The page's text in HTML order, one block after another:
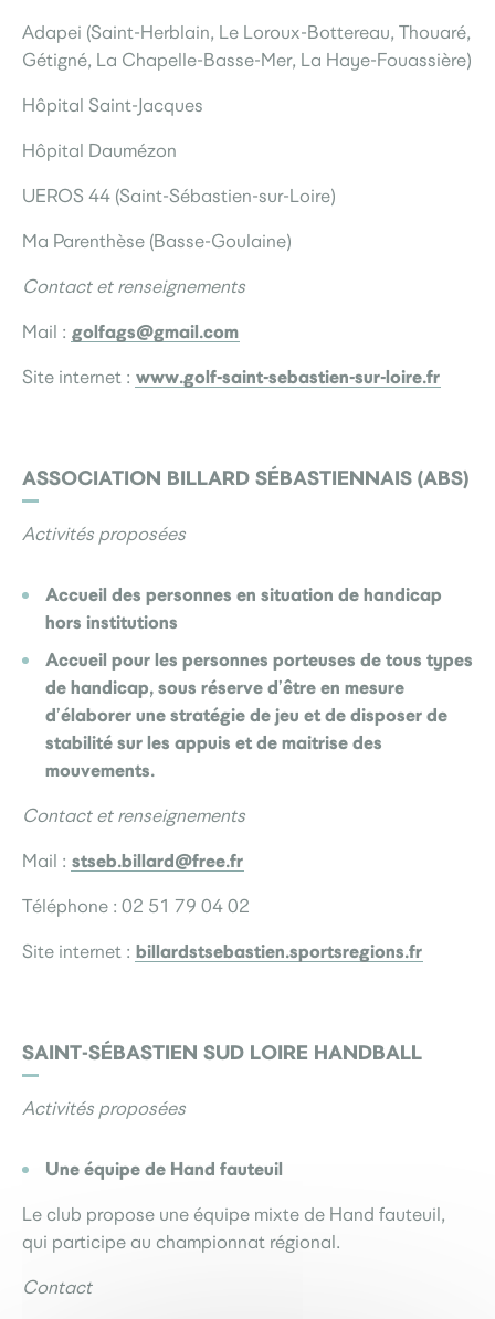
Adapei (Saint-Herblain, Le Loroux-Bottereau, Thouaré,
Gétigné, La Chapelle-Basse-Mer, La Haye-Fouassière)
Hôpital Saint-Jacques
Hôpital Daumézon
UEROS 44 (Saint-Sébastien-sur-Loire)
Ma Parenthèse (Basse-Goulaine)
Contact et renseignements
Mail : golfags@gmail.com
Site internet : www.golf-saint-sebastien-sur-loire.fr
ASSOCIATION BILLARD SÉBASTIENNAIS (ABS)
Activités proposées
Accueil des personnes en situation de handicap
hors institutions
Accueil pour les personnes porteuses de tous types
de handicap, sous réserve d’être en mesure
d’élaborer une stratégie de jeu et de disposer de
stabilité sur les appuis et de maitrise des
mouvements.
Contact et renseignements
Mail : stseb.billard@free.fr
Téléphone : 02 51 79 04 02
Site internet : billardstsebastien.sportsregions.fr
SAINT-SÉBASTIEN SUD LOIRE HANDBALL
Activités proposées
Une équipe de Hand fauteuil
Le club propose une équipe mixte de Hand fauteuil,
qui participe au championnat régional.
Contact